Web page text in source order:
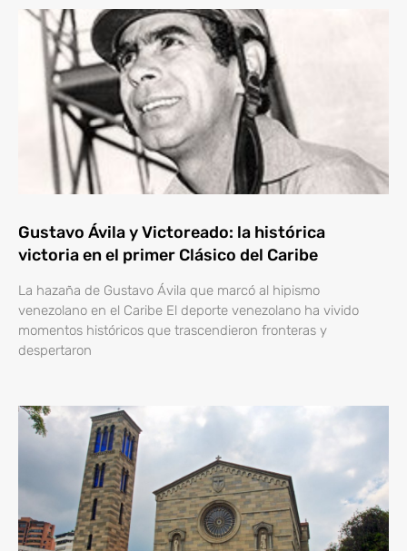
Gustavo Ávila y Victoreado: la histórica
victoria en el primer Clásico del Caribe
La hazaña de Gustavo Ávila que marcó al hipismo
venezolano en el Caribe El deporte venezolano ha vivido
momentos históricos que trascendieron fronteras y
despertaron